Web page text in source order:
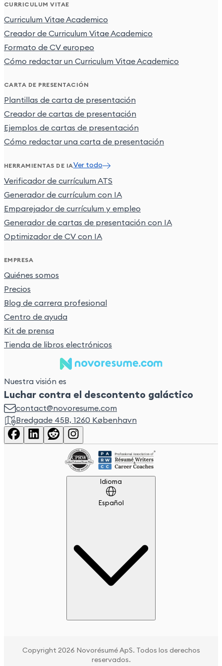
Nuestra visión es
Luchar contra el descontento galáctico
contact@novoresume.com
Bredgade 45B, 1260 København
Idioma
Español
CURRICULUM VITAE
Curriculum Vitae Academico
Creador de Curriculum Vitae Academico
Formato de CV europeo
Cómo redactar un Curriculum Vitae Academico
CARTA DE PRESENTACIÓN
Plantillas de carta de presentación
Creador de cartas de presentación
Ejemplos de cartas de presentación
Cómo redactar una carta de presentación
HERRAMIENTAS DE IAVer todo
Verificador de currículum ATS
Generador de currículum con IA
Emparejador de currículum y empleo
Generador de cartas de presentación con IA
Optimizador de CV con IA
EMPRESA
Quiénes somos
Precios
Blog de carrera profesional
Centro de ayuda
Kit de prensa
Tienda de libros electrónicos
Copyright 2026 Novorésumé ApS. Todos los derechos
reservados.